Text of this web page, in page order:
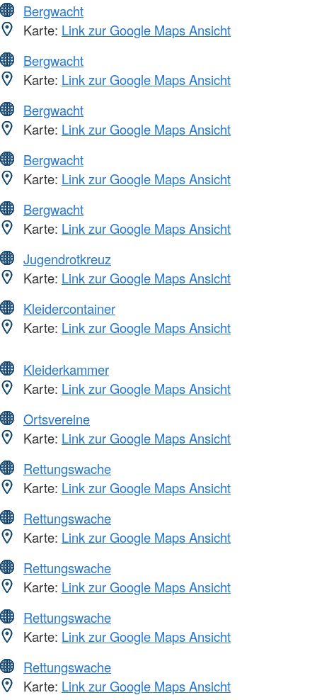
Bergwacht
Karte: Link zur Google Maps Ansicht
Bergwacht
Karte: Link zur Google Maps Ansicht
Bergwacht
Karte: Link zur Google Maps Ansicht
Bergwacht
Karte: Link zur Google Maps Ansicht
Bergwacht
Karte: Link zur Google Maps Ansicht
Jugendrotkreuz
Karte: Link zur Google Maps Ansicht
Kleidercontainer
Karte: Link zur Google Maps Ansicht
Kleiderkammer
Karte: Link zur Google Maps Ansicht
Ortsvereine
Karte: Link zur Google Maps Ansicht
Rettungswache
Karte: Link zur Google Maps Ansicht
Rettungswache
Karte: Link zur Google Maps Ansicht
Rettungswache
Karte: Link zur Google Maps Ansicht
Rettungswache
Karte: Link zur Google Maps Ansicht
Rettungswache
Karte: Link zur Google Maps Ansicht